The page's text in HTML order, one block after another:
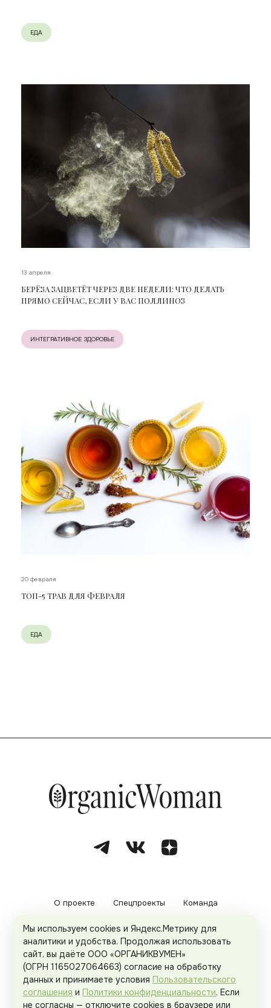
ЕДА
13 апреля
БЕРЁЗА ЗАЦВЕТЁТ ЧЕРЕЗ ДВЕ НЕДЕЛИ: ЧТО ДЕЛАТЬ
ПРЯМО СЕЙЧАС, ЕСЛИ У ВАС ПОЛЛИНОЗ
ИНТЕГРАТИВНОЕ ЗДОРОВЬЕ
20 февраля
ТОП-5 ТРАВ ДЛЯ ФЕВРАЛЯ
ЕДА
О проекте Спецпроекты Команда
Рекламодателям Политика конфиденциальности
Пользовательское соглашение
Мы используем cookies и Яндекс.Метрику для
аналитики и удобства. Продолжая использовать
сайт, вы даёте ООО «ОРГАНИКВУМЕН»
(ОГРН 1165027064663) согласие на обработку
данных и принимаете условия Пользовательского
соглашения и Политики конфиденциальности. Если
не согласны — отключите cookies в браузере или